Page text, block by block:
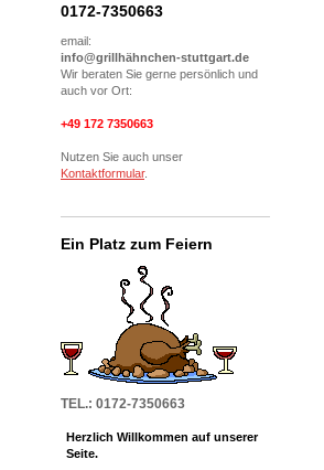
0172-7350663
email:
info@grillhähnchen-stuttgart.de
Wir beraten Sie gerne persönlich und
auch vor Ort:
+49 172 7350663
Nutzen Sie auch unser
Kontaktformular.
Ein Platz zum Feiern
TEL.: 0172-7350663
Herzlich Willkommen auf unserer
Seite.